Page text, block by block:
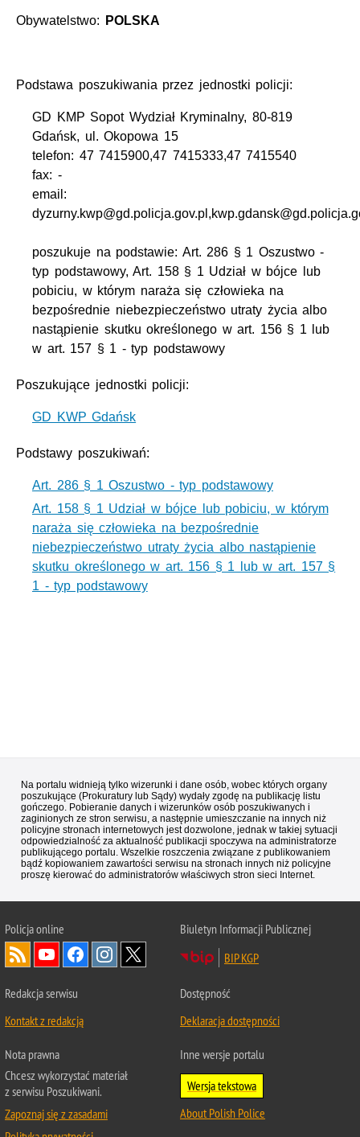
Obywatelstwo: POLSKA
Podstawa poszukiwania przez jednostki policji:
GD KMP Sopot Wydział Kryminalny, 80-819
Gdańsk, ul. Okopowa 15
telefon: 47 7415900,47 7415333,47 7415540
fax: -
email:
poszukuje na podstawie: Art. 286 § 1 Oszustwo -
typ podstawowy, Art. 158 § 1 Udział w bójce lub
pobiciu, w którym naraża się człowieka na
bezpośrednie niebezpieczeństwo utraty życia albo
nastąpienie skutku określonego w art. 156 § 1 lub
w art. 157 § 1 - typ podstawowy
Poszukujące jednostki policji:
GD KWP Gdańsk
Podstawy poszukiwań:
Art. 286 § 1 Oszustwo - typ podstawowy
Art. 158 § 1 Udział w bójce lub pobiciu, w którym
naraża się człowieka na bezpośrednie
niebezpieczeństwo utraty życia albo nastąpienie
skutku określonego w art. 156 § 1 lub w art. 157 §
1 - typ podstawowy
Na portalu widnieją tylko wizerunki i dane osób, wobec których organy
poszukujące (Prokuratury lub Sądy) wydały zgodę na publikację listu
gończego. Pobieranie danych i wizerunków osób poszukiwanych i
zaginionych ze stron serwisu, a następnie umieszczanie na innych niż
policyjne stronach internetowych jest dozwolone, jednak w takiej sytuacji
odpowiedzialność za aktualność publikacji spoczywa na administratorze
publikującego portalu. Wszelkie roszczenia związane z publikowaniem
bądź kopiowaniem zawartości serwisu na stronach innych niż policyjne
proszę kierować do administratorów właściwych stron sieci Internet.
Policjaonline
Biuletyn Informacji Publicznej
BIP KGP
Redakcja serwisu
Kontakt z redakcją
Dostępność
Deklaracja dostępności
Nota prawna
Chcesz wykorzystać materiał
z serwisu Poszukiwani.
Zapoznaj się z zasadami
Inne wersje portalu
Wersja tekstowa
About Polish Police